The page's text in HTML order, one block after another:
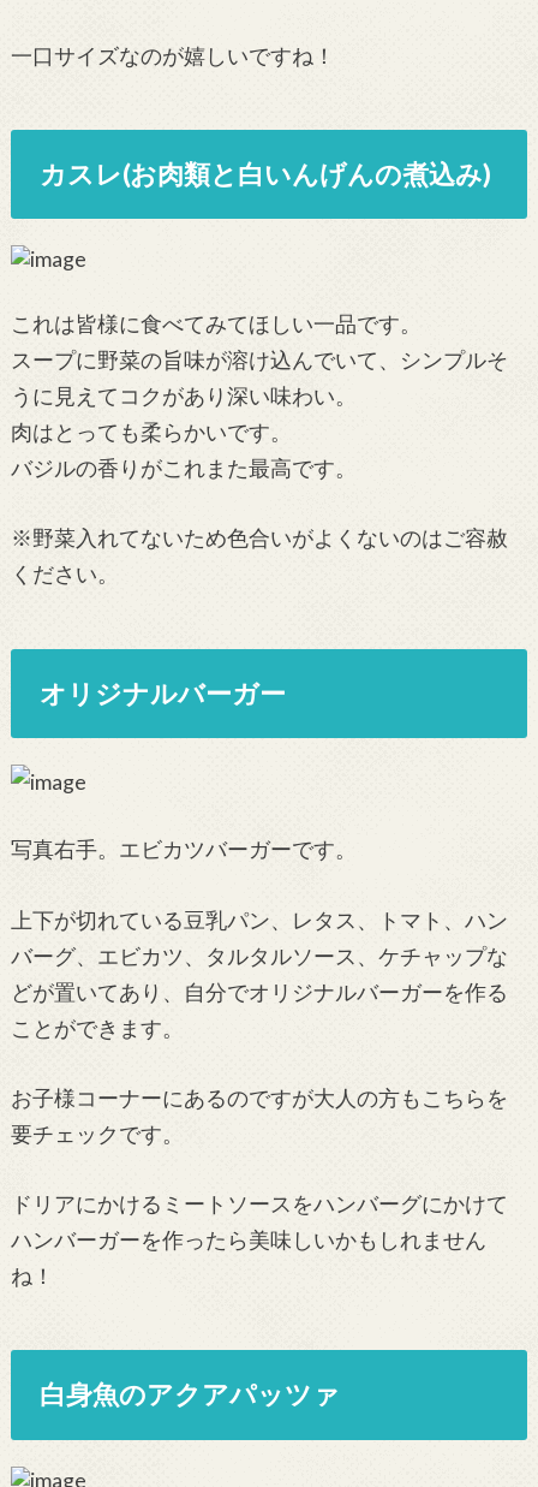
一口サイズなのが嬉しいですね！
カスレ(お肉類と白いんげんの煮込み)
これは皆様に食べてみてほしい一品です。
スープに野菜の旨味が溶け込んでいて、シンプルそ
うに見えてコクがあり深い味わい。
肉はとっても柔らかいです。
バジルの香りがこれまた最高です。
※野菜入れてないため色合いがよくないのはご容赦
ください。
オリジナルバーガー
写真右手。エビカツバーガーです。
上下が切れている豆乳パン、レタス、トマト、ハン
バーグ、エビカツ、タルタルソース、ケチャップな
どが置いてあり、自分でオリジナルバーガーを作る
ことができます。
お子様コーナーにあるのですが大人の方もこちらを
要チェックです。
ドリアにかけるミートソースをハンバーグにかけて
ハンバーガーを作ったら美味しいかもしれません
ね！
白身魚のアクアパッツァ